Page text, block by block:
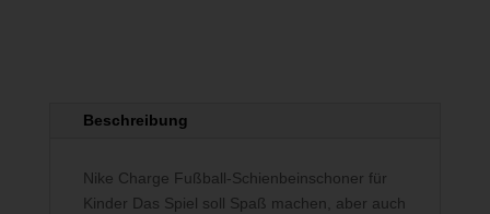
Beschreibung
Nike Charge Fußball-Schienbeinschoner für
Kinder Das Spiel soll Spaß machen, aber auch